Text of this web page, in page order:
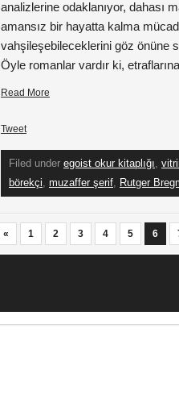
analizlerine odaklanıyor, dahası
amansız bir hayatta kalma
vahşileşebileceklerini göz önüne
Öyle romanlar vardır ki,
Read More
Tweet
Filed under egoist okur kitaplığı,
börekçi, muzaffer şerif, Rutger
« 1 2 3 4 5 6